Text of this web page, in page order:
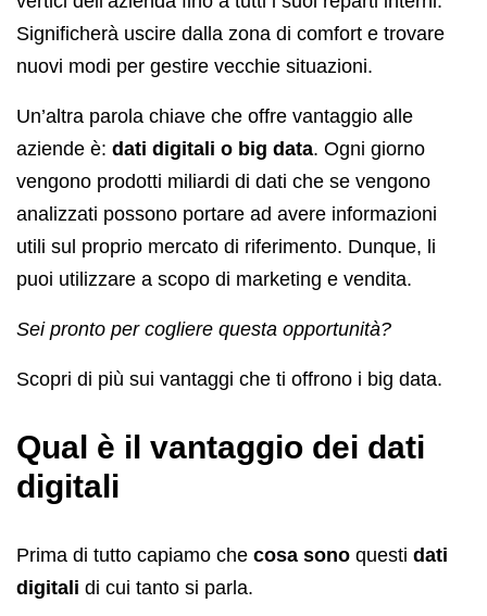
Significherà uscire dalla zona di comfort e trovare
nuovi modi per gestire vecchie situazioni.
Un’altra parola chiave che offre vantaggio alle
aziende è: dati digitali o big data. Ogni giorno
vengono prodotti miliardi di dati che se vengono
analizzati possono portare ad avere informazioni
utili sul proprio mercato di riferimento. Dunque, li
puoi utilizzare a scopo di marketing e vendita.
Sei pronto per cogliere questa opportunità?
Scopri di più sui vantaggi che ti offrono i big data.
Qual è il vantaggio dei dati
digitali
Prima di tutto capiamo che cosa sono questi dati
digitali di cui tanto si parla.